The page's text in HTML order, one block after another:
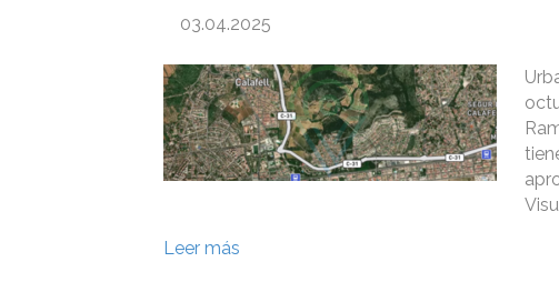
03.04.2025
Leer más